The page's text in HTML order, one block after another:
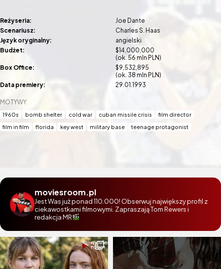
MOTYWY
1960s bomb shelter cold war cuban missile crisis
film director
film in film
florida key west military base teenage protagonist
Reżyseria:
Joe Dante
Scenariusz:
Charles S. Haas
Język oryginalny:
angielski
Budżet:
$14,000,000
(ok. 56 mln PLN)
Box Office:
$9,532,895
(ok. 38 mln PLN)
Data premiery:
29.01.1993
moviesroom.pl
Jest Was już ponad 110.000! Obserwuj największy profil z
ciekawostkami filmowymi. Zapraszają Tom Rewers i
redakcja MR